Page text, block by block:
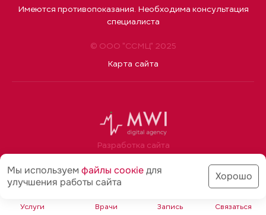
Услуги Врачи Запись Связаться
© ООО "ССМЦ" 2025
Карта сайта
Имеются противопоказания. Необходима консультация
специалиста
Разработка сайта
Мы используем файлы соoкіедля
улучшения работы сайта
Хорошо